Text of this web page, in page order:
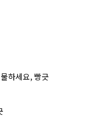
하세요, 빵긋